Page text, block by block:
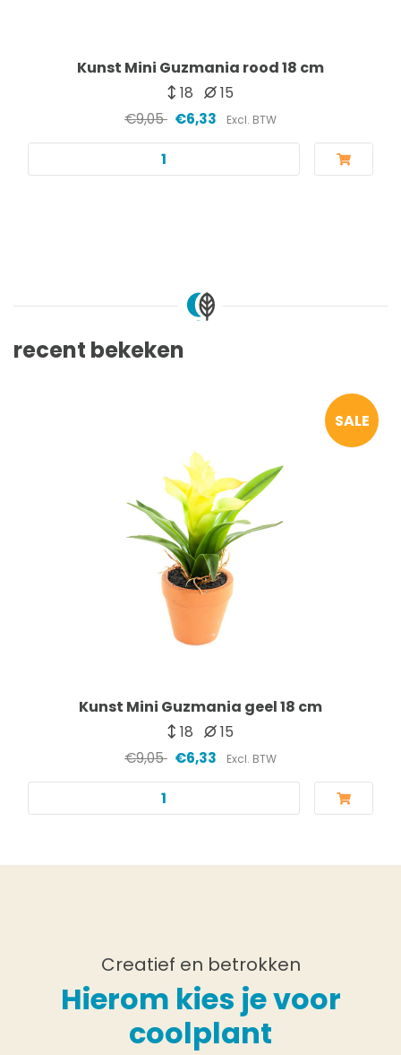
Kunst Mini Guzmania rood 18 cm
18
15
€9,05 €6,33 Excl. BTW
recent bekeken
SALE
Kunst Mini Guzmania geel 18 cm
18
15
€9,05 €6,33 Excl. BTW
Creatief en betrokken
Hierom kies je voor
coolplant